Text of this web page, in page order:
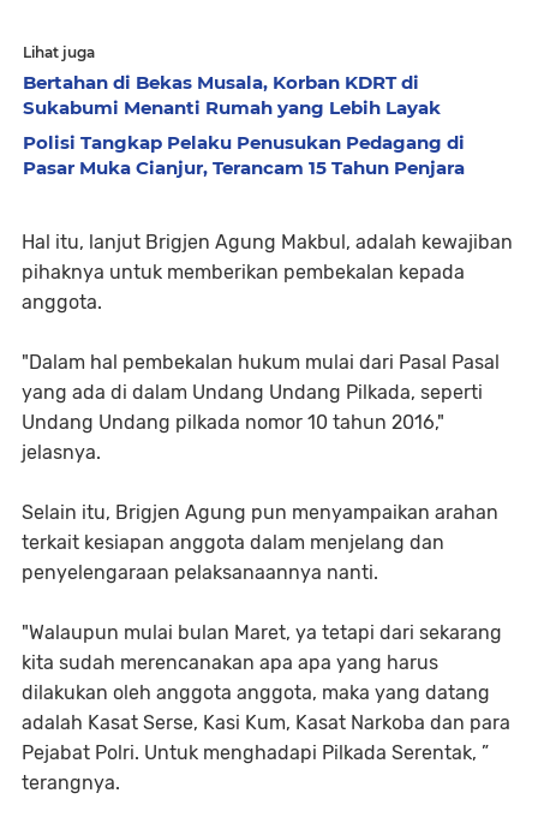
Lihat juga
Bertahan di Bekas Musala, Korban KDRT di
Sukabumi Menanti Rumah yang Lebih Layak
Polisi Tangkap Pelaku Penusukan Pedagang di
Pasar Muka Cianjur, Terancam 15 Tahun Penjara
Hal itu, lanjut Brigjen Agung Makbul, adalah kewajiban
pihaknya untuk memberikan pembekalan kepada
anggota.
"Dalam hal pembekalan hukum mulai dari Pasal Pasal
yang ada di dalam Undang Undang Pilkada, seperti
Undang Undang pilkada nomor 10 tahun 2016,"
jelasnya.
Selain itu, Brigjen Agung pun menyampaikan arahan
terkait kesiapan anggota dalam menjelang dan
penyelengaraan pelaksanaannya nanti.
"Walaupun mulai bulan Maret, ya tetapi dari sekarang
kita sudah merencanakan apa apa yang harus
dilakukan oleh anggota anggota, maka yang datang
adalah Kasat Serse, Kasi Kum, Kasat Narkoba dan para
Pejabat Polri. Untuk menghadapi Pilkada Serentak, ”
terangnya.